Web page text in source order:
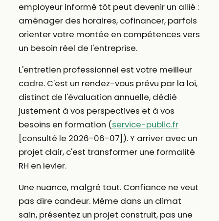
employeur informé tôt peut devenir un allié :
aménager des horaires, cofinancer, parfois
orienter votre montée en compétences vers
un besoin réel de l'entreprise.
L'entretien professionnel est votre meilleur
cadre. C'est un rendez-vous prévu par la loi,
distinct de l'évaluation annuelle, dédié
justement à vos perspectives et à vos
besoins en formation (service-public.fr
[consulté le 2026-06-07]). Y arriver avec un
projet clair, c'est transformer une formalité
RH en levier.
Une nuance, malgré tout. Confiance ne veut
pas dire candeur. Même dans un climat
sain, présentez un projet construit, pas une